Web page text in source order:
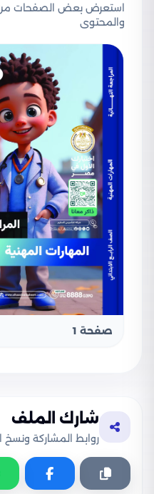
استعرض بعض الصفحات من
والمحتوى
صفحة 1
شارك الملف
روابط المشاركة ونسخ